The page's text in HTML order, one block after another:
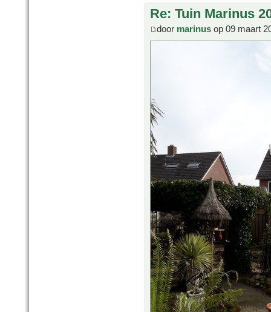
Re: Tuin Marinus
door marinus op 09 maart